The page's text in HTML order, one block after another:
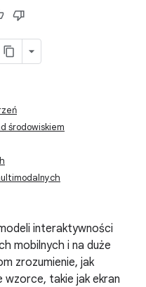
środowiskiem
interaktywności
mobilnych i na duże
zrozumienie, jak
wzorce, takie jak ekran